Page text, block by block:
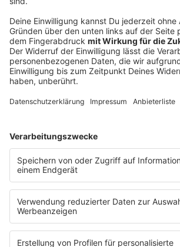
NRW zwischen zivilen Drohnen
militärischer Bedrohung
Anzeige
Nordrhein-Westfalen steht vor der
sicher zu überwachen. Die NRW-Polizei
Vorreiter in Deutschland, verfügt über
Technik und Erfahrung, stößt jedoch
Drohnen an ihre Grenzen. Die
militärische Bedrohungen zuständig,
eine koordinierte europäische Lösung
Die Debatte zeigt: Technische
Zuständigkeiten und ein rechtlicher